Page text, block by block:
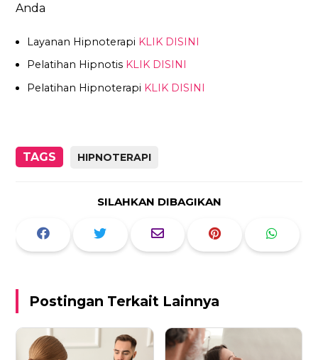
Anda
Layanan Hipnoterapi KLIK DISINI
Pelatihan Hipnotis KLIK DISINI
Pelatihan Hipnoterapi KLIK DISINI
TAGS HIPNOTERAPI
SILAHKAN DIBAGIKAN
Postingan Terkait Lainnya